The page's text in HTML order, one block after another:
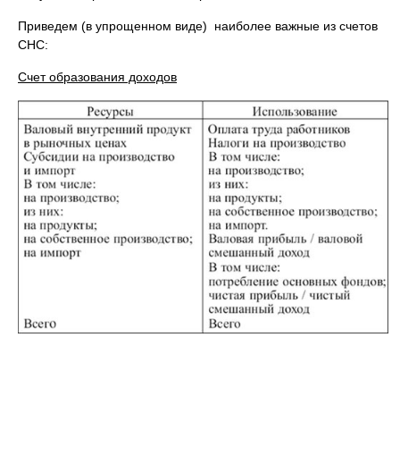
Приведем (в упрощенном виде) наиболее важные из счетов
СНС:
Счет образования доходов